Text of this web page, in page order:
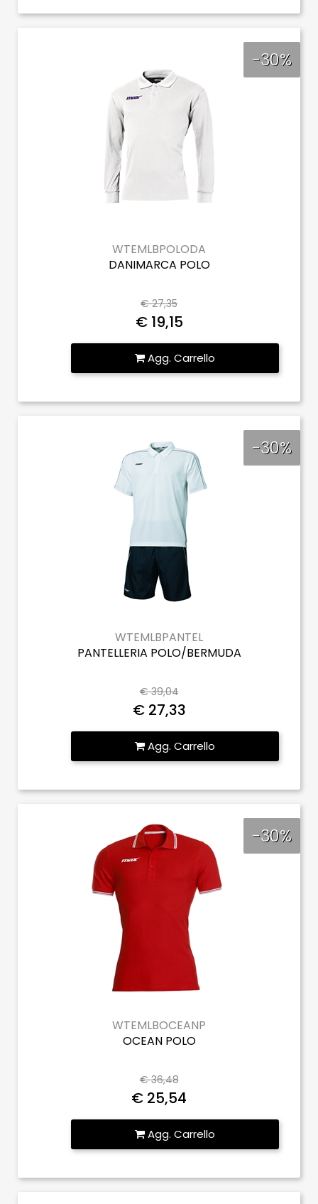
-30%
WTEMLBPOLODA
DANIMARCA POLO
€ 27,35
€ 19,15
Quantità
Agg. Carrello
-30%
WTEMLBPANTEL
PANTELLERIA POLO/BERMUDA
€ 39,04
€ 27,33
Quantità
Agg. Carrello
-30%
WTEMLBOCEANP
OCEAN POLO
€ 36,48
€ 25,54
Quantità
Agg. Carrello